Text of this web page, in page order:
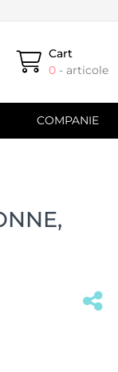
Cart
0 - articole
COMPANIE